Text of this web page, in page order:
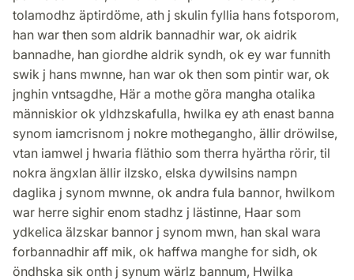
tolamodhz äptirdöme, ath j skulin fyllia hans fotsporom,
han war then som aldrik bannadhir war, ok aidrik
bannadhe, han giordhe aldrik syndh, ok ey war funnith
swik j hans mwnne, han war ok then som pintir war, ok
jnghin vntsagdhe, Här a mothe göra mangha otalika
människior ok yldhzskafulla, hwilka ey ath enast banna
synom iamcrisnom j nokre mothegangho, ällir dröwilse,
vtan iamwel j hwaria fläthio som therra hyärtha rörir, til
nokra ängxlan ällir ilzsko, elska dywilsins nampn
daglika j synom mwnne, ok andra fula bannor, hwilkom
war herre sighir enom stadhz j lästinne, Haar som
ydkelica älzskar bannor j synom mwn, han skal wara
forbannadhir aff mik, ok haffwa manghe for sidh, ok
öndhska sik onth j synum wärlz bannum, Hwilka